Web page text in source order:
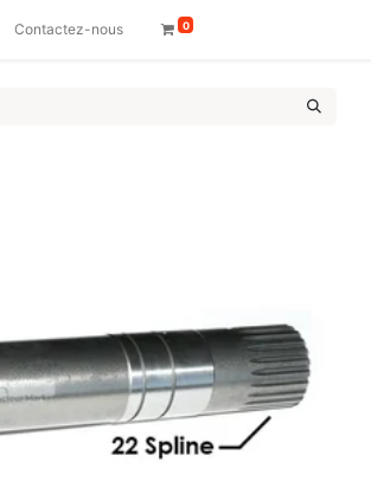
Contactez-nous 0